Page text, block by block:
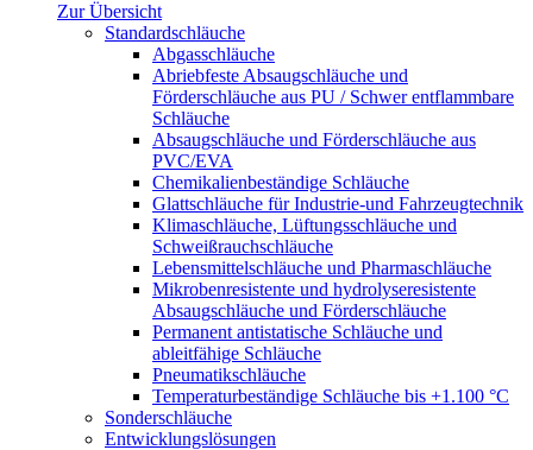
Zur Übersicht
Standardschläuche
Abgasschläuche
Abriebfeste Absaugschläuche und
Förderschläuche aus PU / Schwer entflammbare
Schläuche
Absaugschläuche und Förderschläuche aus
PVC/EVA
Chemikalienbeständige Schläuche
Glattschläuche für Industrie-und Fahrzeugtechnik
Klimaschläuche, Lüftungsschläuche und
Schweißrauchschläuche
Lebensmittelschläuche und Pharmaschläuche
Mikrobenresistente und hydrolyseresistente
Absaugschläuche und Förderschläuche
Permanent antistatische Schläuche und
ableitfähige Schläuche
Pneumatikschläuche
Temperaturbeständige Schläuche bis +1.100 °C
Sonderschläuche
Entwicklungslösungen